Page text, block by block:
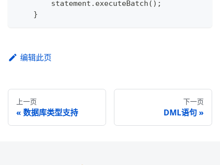
        statement.executeBatch();
    }
编辑此页
上一页
数据库类型支持
下一页
DML语句